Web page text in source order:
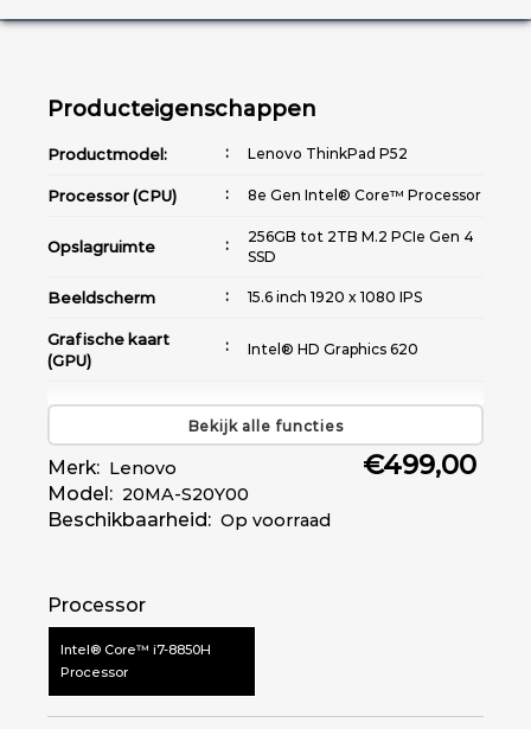
Producteigenschappen
Productmodel: Lenovo ThinkPad P52
Processor (CPU) 8e Gen Intel® Core™ Processor
Opslagruimte
256GB tot 2TB M.2 PCIe Gen 4
SSD
Beeldscherm 15.6 inch 1920 x 1080 IPS
Grafische kaart
(GPU)
Intel® HD Graphics 620
Morsbestendig |
Achtergrondverlichting met
witte leds (optionele)
Besturingssysteem
45 Wh Tot 6 uur (MobileMark®
Bekijk alle functies
Merk: Lenovo
Model: 20MA-S20Y00
Beschikbaarheid: Op voorraad
€499,00
Processor
Intel® Core™ i7-8850H
Processor